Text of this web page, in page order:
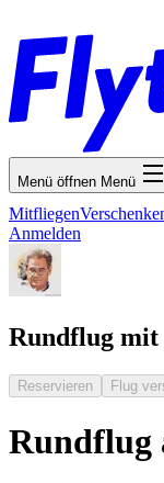
Menü öffnen Menü
Mitfliegen
Anmelden
Rundflug
Reservieren Flug
Rundflug